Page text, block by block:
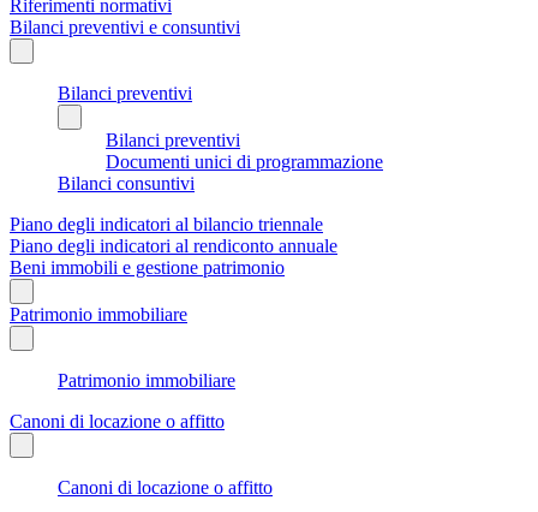
Riferimenti normativi
Bilanci preventivi e consuntivi
Bilanci preventivi
Bilanci preventivi
Documenti unici di programmazione
Bilanci consuntivi
Piano degli indicatori al bilancio triennale
Piano degli indicatori al rendiconto annuale
Beni immobili e gestione patrimonio
Patrimonio immobiliare
Patrimonio immobiliare
Canoni di locazione o affitto
Canoni di locazione o affitto